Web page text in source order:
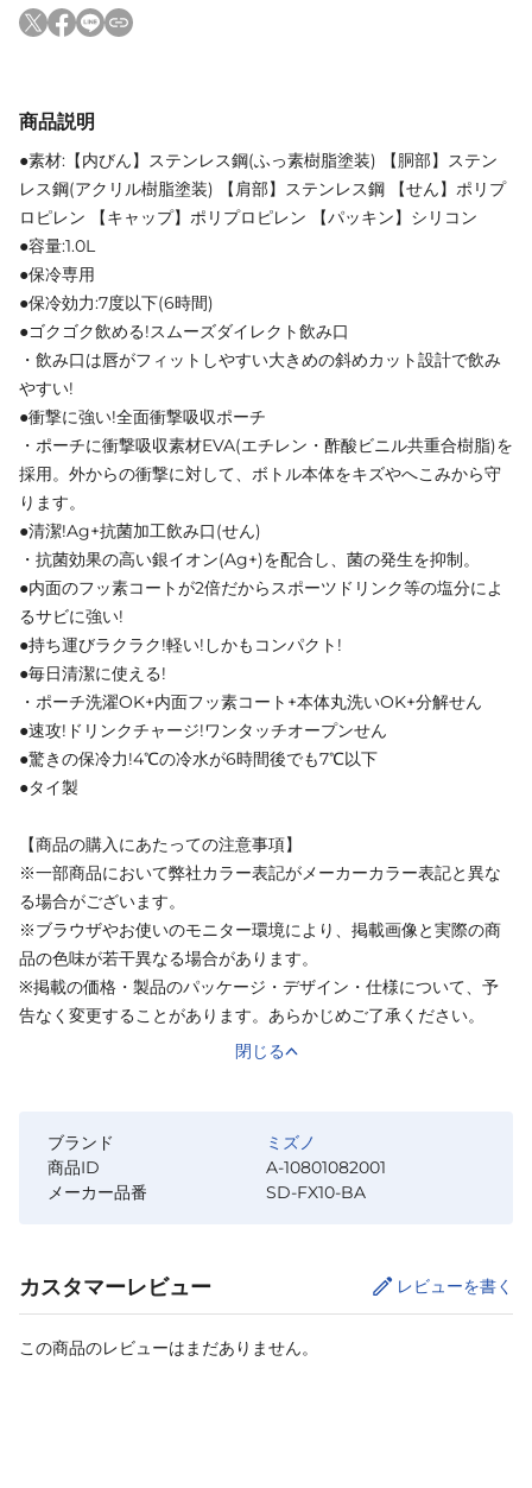
商品説明
●素材:【内びん】ステンレス鋼(ふっ素樹脂塗装) 【胴部】ステン
レス鋼(アクリル樹脂塗装) 【肩部】ステンレス鋼 【せん】ポリプ
ロピレン 【キャップ】ポリプロピレン 【パッキン】シリコン
●容量:1.0L
●保冷専用
●保冷効力:7度以下(6時間)
●ゴクゴク飲める!スムーズダイレクト飲み口
・飲み口は唇がフィットしやすい大きめの斜めカット設計で飲み
やすい!
●衝撃に強い!全面衝撃吸収ポーチ
・ポーチに衝撃吸収素材EVA(エチレン・酢酸ビニル共重合樹脂)を
採用。外からの衝撃に対して、ボトル本体をキズやへこみから守
ります。
●清潔!Ag+抗菌加工飲み口(せん)
・抗菌効果の高い銀イオン(Ag+)を配合し、菌の発生を抑制。
●内面のフッ素コートが2倍だからスポーツドリンク等の塩分によ
るサビに強い!
●持ち運びラクラク!軽い!しかもコンパクト!
●毎日清潔に使える!
・ポーチ洗濯OK+内面フッ素コート+本体丸洗いOK+分解せん
●速攻!ドリンクチャージ!ワンタッチオープンせん
●驚きの保冷力!4℃の冷水が6時間後でも7℃以下
●タイ製
【商品の購入にあたっての注意事項】
※一部商品において弊社カラー表記がメーカーカラー表記と異な
る場合がございます。
※ブラウザやお使いのモニター環境により、掲載画像と実際の商
品の色味が若干異なる場合があります。
※掲載の価格・製品のパッケージ・デザイン・仕様について、予
告なく変更することがあります。あらかじめご了承ください。
閉じる
ブランド
ミズノ
商品ID
A-10801082001
メーカー品番
SD-FX10-BA
カスタマーレビュー レビューを書く
この商品のレビューはまだありません。